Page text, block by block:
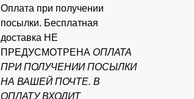
Оплата при получении
посылки. Бесплатная
доставка НЕ
ПРЕДУСМОТРЕНА ОПЛАТА
ПРИ ПОЛУЧЕНИИ ПОСЫЛКИ
НА ВАШЕЙ ПОЧТЕ. В
ОПЛАТУ ВХОДИТ